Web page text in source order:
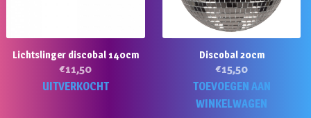
Lichtslinger discobal 140cm
€11,50
UITVERKOCHT
Discobal 20cm
€15,50
TOEVOEGEN AAN
WINKELWAGEN